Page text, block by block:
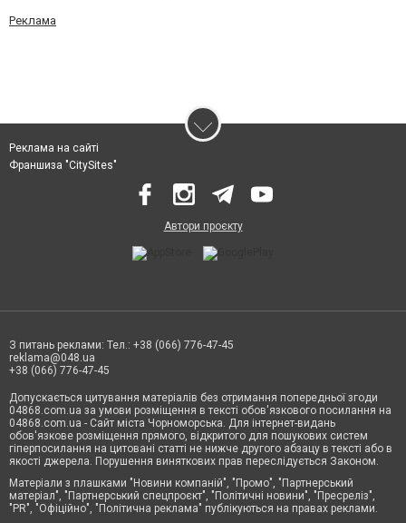
Реклама
Реклама на сайті
Франшиза "CitySites"
Автори проєкту
З питань реклами: Тел.: +38 (066) 776-47-45
reklama@048.ua
+38 (066) 776-47-45
Допускається цитування матеріалів без отримання попередньої згоди
04868.com.ua за умови розміщення в тексті обов'язкового посилання на
04868.com.ua - Сайт міста Чорноморська. Для інтернет-видань
обов'язкове розміщення прямого, відкритого для пошукових систем
гіперпосилання на цитовані статті не нижче другого абзацу в тексті або в
якості джерела. Порушення виняткових прав переслідується Законом.
Матеріали з плашками "Новини компаній", "Промо", "Партнерський
матеріал", "Партнерський спецпроєкт", "Політичні новини", "Пресреліз",
"PR", "Офіційно", "Політична реклама" публікуються на правах реклами.